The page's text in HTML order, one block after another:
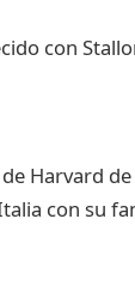
con
Harvard
con su